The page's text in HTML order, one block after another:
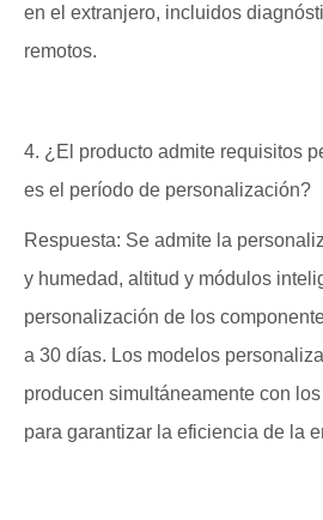
en el extranjero, incluidos
remotos.
4. ¿El producto admite requisitos
es el período de personalización?
Respuesta: Se admite la
y humedad, altitud y módulos
personalización de los
a 30 días. Los modelos
producen simultáneamente con
para garantizar la eficiencia de la